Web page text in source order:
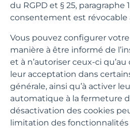
du RGPD et § 25, paragraphe
consentement est
Vous pouvez configurer
manière à être informé de
et à n’autoriser ceux-ci qu’au
leur acceptation dans
générale, ainsi qu’à activer
automatique à la fermeture
désactivation des cookies
limitation des fonctionnalités